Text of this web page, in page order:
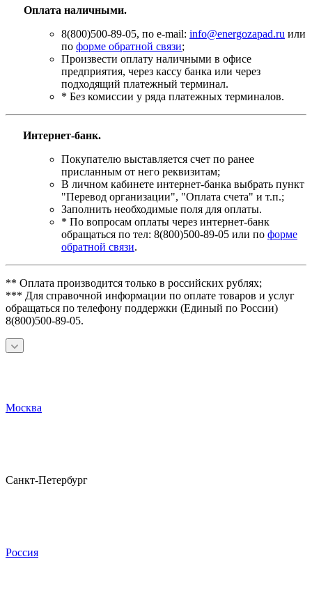
Оплата наличными.
8(800)500-89-05, по e-mail: info@energozapad.ru или
по форме обратной связи;
Произвести оплату наличными в офисе
предприятия, через кассу банка или через
подходящий платежный терминал.
* Без комиссии у ряда платежных терминалов.
Интернет-банк.
Покупателю выставляется счет по ранее
присланным от него реквизитам;
В личном кабинете интернет-банка выбрать пункт
"Перевод организации", "Оплата счета" и т.п.;
Заполнить необходимые поля для оплаты.
* По вопросам оплаты через интернет-банк
обращаться по тел: 8(800)500-89-05 или по форме
обратной связи.
** Оплата производится только в российских рублях;
*** Для справочной информации по оплате товаров и услуг
обращаться по телефону поддержки (Единый по России)
8(800)500-89-05.
Москва
Санкт-Петербург
Россия